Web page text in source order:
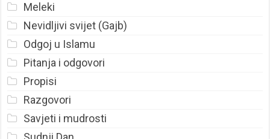
Meleki
Nevidljivi svijet (Gajb)
Odgoj u Islamu
Pitanja i odgovori
Propisi
Razgovori
Savjeti i mudrosti